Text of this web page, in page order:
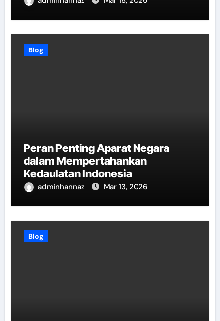
Blog
Peran Penting Aparat Negara
dalam Mempertahankan
Kedaulatan Indonesia
adminhannaz Mar 13, 2026
Blog